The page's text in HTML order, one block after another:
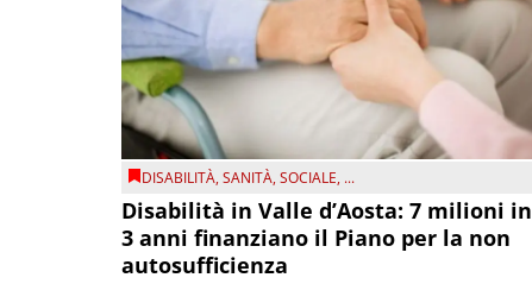
DISABILITÀ,SANITÀ,SOCIALE, ...
Disabilità in Valle d’Aosta: 7 milioni in
3 anni finanziano il Piano per la non
autosufficienza